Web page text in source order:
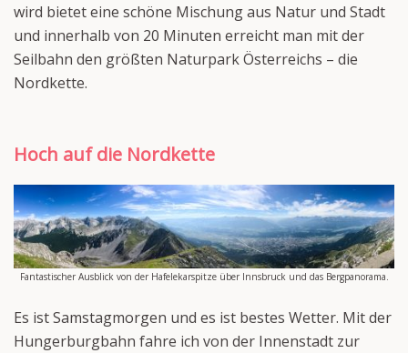
wird bietet eine schöne Mischung aus Natur und Stadt
und innerhalb von 20 Minuten erreicht man mit der
Seilbahn den größten Naturpark Österreichs – die
Nordkette.
Hoch auf die Nordkette
Fantastischer Ausblick von der Hafelekarspitze über Innsbruck und das Bergpanorama.
Es ist Samstagmorgen und es ist bestes Wetter. Mit der
Hungerburgbahn fahre ich von der Innenstadt zur